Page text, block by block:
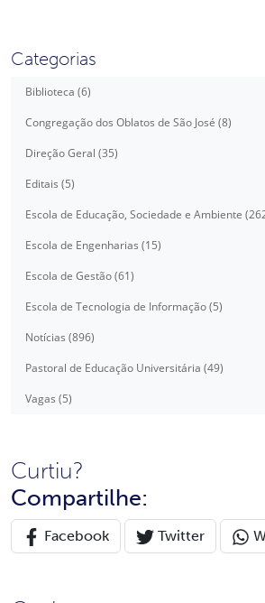
Categorias
Biblioteca (6)
Congregação dos Oblatos de São José (8)
Direção Geral (35)
Editais (5)
Escola de Educação, Sociedade e Ambiente
Escola de Engenharias (15)
Escola de Gestão (61)
Escola de Tecnologia de Informação (5)
Notícias (896)
Pastoral de Educação Universitária (49)
Vagas (5)
Curtiu?
Compartilhe:
Facebook Twitter